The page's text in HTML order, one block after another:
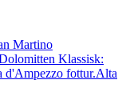
Martino
Klassisk:
d'Ampezzo fottur.Alta